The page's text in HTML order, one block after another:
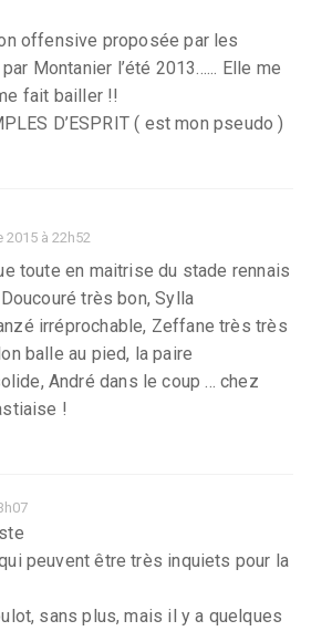
offensive proposée par les
Montanier l’été 2013...... Elle me
fait bailler !!
D’ESPRIT ( est mon pseudo )
à 22h52
toute en maitrise du stade rennais
très bon, Sylla
irréprochable, Zeffane très très
balle au pied, la paire
André dans le coup ... chez
!
peuvent être très inquiets pour la
sans plus, mais il y a quelques